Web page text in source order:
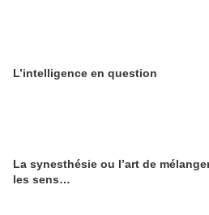
L’intelligence en question
La synesthésie ou l’art de
les sens…